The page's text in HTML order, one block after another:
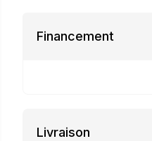
Financement
Livraison